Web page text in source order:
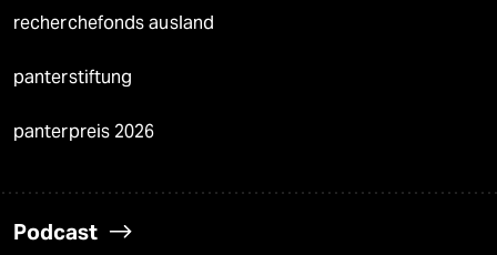
recherchefonds ausland
panterstiftung
panterpreis 2026
Podcast